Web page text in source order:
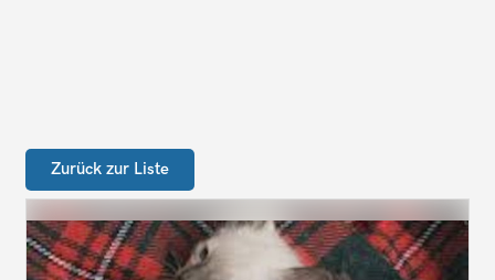
Zurück zur Liste